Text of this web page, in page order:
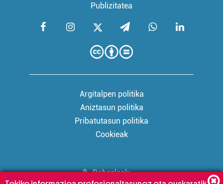
Publizitatea
Argitalpen politika
Aniztasun politika
Pribatutasun politika
Cookieak
Babesleak: